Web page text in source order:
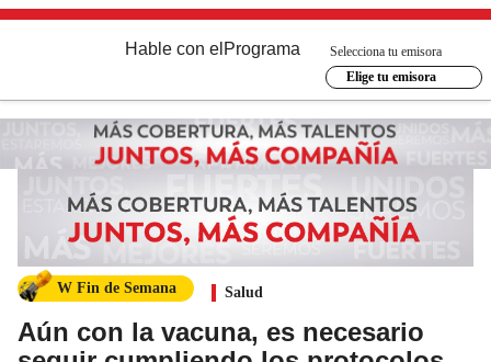
Hable con el Programa
Selecciona tu emisora
Elige tu emisora
W Fin de Semana Salud
Aún con la vacuna, es necesario